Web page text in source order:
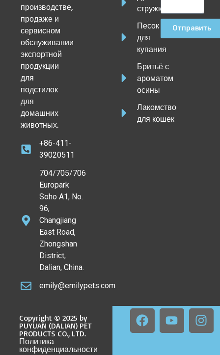
производстве,
продаже и
сервисном
обслуживании
экспортной
продукции
для
подстилок
для
домашних
животных.
+86-411-
39020511
704/705/706
Europark
Soho A1, No.
96,
Changjiang
East Road,
Zhongshan
District,
Dalian, China.
emily@emilypets.com
стружка
Песок
для
купания
Бритьё с
ароматом
осины
Лакомство
для кошек
Отправить
Copyright © 2025 by
PUYUAN (DALIAN) PET
PRODUCTS CO., LTD.
Политика
конфиденциальности